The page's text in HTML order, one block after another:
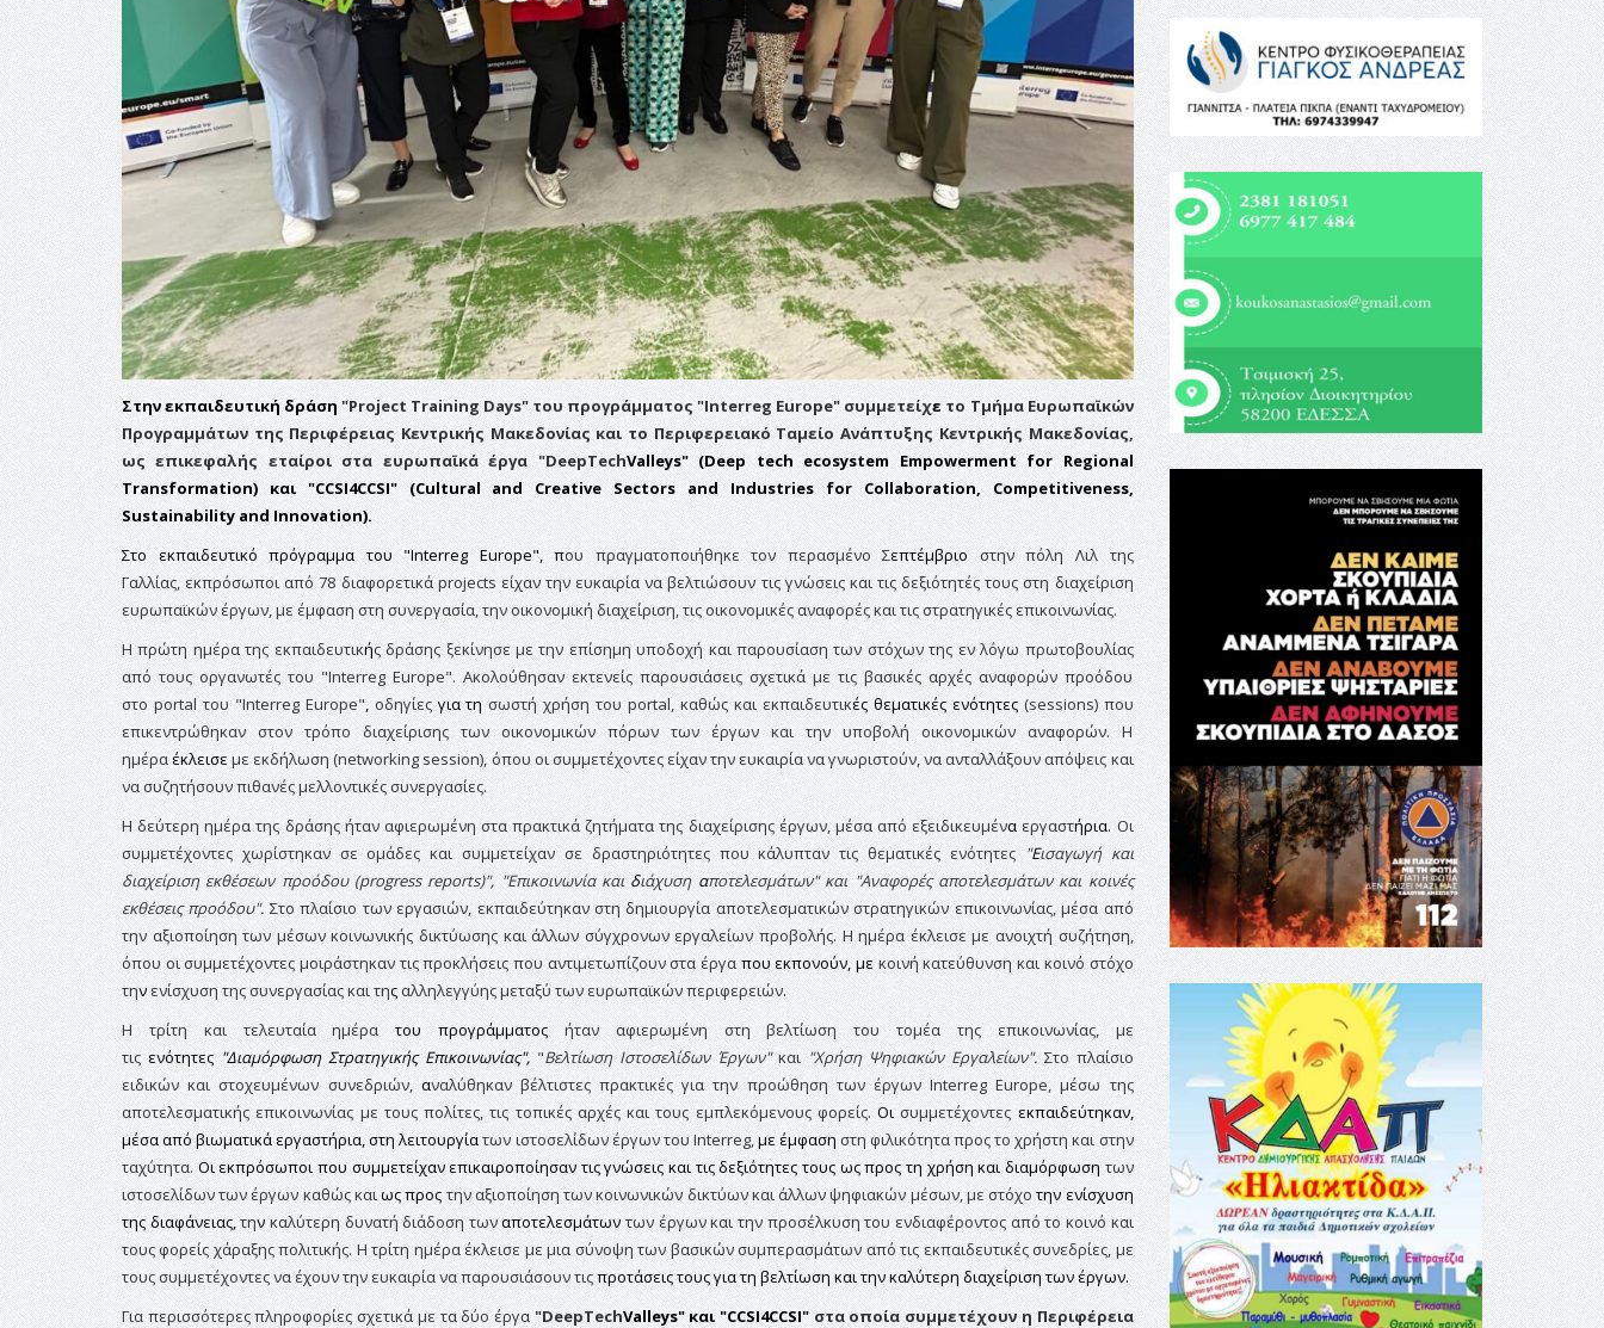
Στην εκπαιδευτική δράση "Project Training Days"του προγράμματος "Interreg Europe" συμμετείχε το Τμήμα Ευρωπαϊκών
Προγραμμάτων της Περιφέρειας Κεντρικής Μακεδονίας και το Περιφερειακό Ταμείο Ανάπτυξης Κεντρικής Μακεδονίας,
ως επικεφαλής εταίροι στα ευρωπαϊκά έργα "DeepTechValleys" (Deep tech ecosystem Empowerment for Regional
Transformation)και "CCSI4CCSI" (Cultural and Creative Sectors and Industries for Collaboration, Competitiveness,
Sustainability and Innovation).
Στο εκπαιδευτικόπρόγραμμα του "Interreg Europe", που πραγματοποιήθηκε τον περασμένο Σεπτέμβριοστην πόλη Λιλ της
Γαλλίας,εκπρόσωποι από 78 διαφορετικάprojects είχαν την ευκαιρία να βελτιώσουν τις γνώσεις και τις δεξιότητές τους στη διαχείριση
ευρωπαϊκών έργων, με έμφαση στη συνεργασία, την οικονομική διαχείριση, τις οικονομικές αναφορές και τις στρατηγικές επικοινωνίας.
Η πρώτη ημέρα της εκπαιδευτικής δράσης ξεκίνησε με την επίσημη υποδοχή και παρουσίαση των στόχων της εν λόγω πρωτοβουλίας
από τους οργανωτές του "Interreg Europe". Ακολούθησαν εκτενείς παρουσιάσεις σχετικά με τις βασικές αρχές αναφορών προόδου
στο portal του "Interreg Europe", οδηγίεςγια τη σωστή χρήση τουportal, καθώς και εκπαιδευτικές θεματικές ενότητες(sessions) που
επικεντρώθηκαν στον τρόπο διαχείρισης των οικονομικών πόρων των έργων και την υποβολή οικονομικών αναφορών. Η
ημέρα έκλεισεμε εκδήλωση (networking session), όπου οι συμμετέχοντες είχαν την ευκαιρία να γνωριστούν, να ανταλλάξουν απόψεις και
να συζητήσουν πιθανέςμελλοντικέςσυνεργασίες.
Η δεύτερη ημέρα της δράσης ήταν αφιερωμένη στα πρακτικά ζητήματα της διαχείρισης έργων, μέσα από εξειδικευμέναεργαστήρια. Οι
συμμετέχοντες χωρίστηκαν σε ομάδες και συμμετείχαν σε δραστηριότητες που κάλυπταν τις θεματικές ενότητες"Εισαγωγή και
διαχείριση εκθέσεων προόδου (progress reports)", "Επικοινωνία και διάχυσηαποτελεσμάτων" και "Αναφορές αποτελεσμάτων και κοινές
εκθέσεις προόδου". Στο πλαίσιο των εργασιών,εκπαιδεύτηκαν στη δημιουργία αποτελεσματικών στρατηγικών επικοινωνίας, μέσα από
την αξιοποίηση των μέσων κοινωνικής δικτύωσης και άλλων σύγχρονων εργαλείων προβολής. Η ημέρα έκλεισε με ανοιχτή συζήτηση,
όπου οι συμμετέχοντες μοιράστηκαν τις προκλήσεις που αντιμετωπίζουν στα έργα που εκπονούν, με κοινή κατεύθυνση και κοινό στόχο
τηνενίσχυση της συνεργασίας και τηςαλληλεγγύης μεταξύ των ευρωπαϊκών περιφερειών.
Η τρίτη και τελευταία ημέρατου προγράμματος ήταν αφιερωμένη στη βελτίωση του τομέα της επικοινωνίας, με
τις ενότητες "Διαμόρφωση Στρατηγικής Επικοινωνίας", "Βελτίωση Ιστοσελίδων Έργων"και"Χρήση Ψηφιακών Εργαλείων". Στο πλαίσιο
ειδικών και στοχευμένων συνεδριών,αναλύθηκαν βέλτιστες πρακτικές για την προώθηση των έργων Interreg Europe, μέσω της
αποτελεσματικής επικοινωνίας με τους πολίτες, τις τοπικές αρχές και τους εμπλεκόμενους φορείς. Οι συμμετέχοντες εκπαιδεύτηκαν,
μέσα από βιωματικά εργαστήρια, στη λειτουργίατων ιστοσελίδων έργων του Interreg,με έμφασηστη φιλικότητα προς το χρήστη και στην
ταχύτητα.Οι εκπρόσωποι που συμμετείχαν επικαιροποίησαν τις γνώσεις και τις δεξιότητες τους ως προς τη χρήση και διαμόρφωσητων
ιστοσελίδων των έργων καθώς καιως προς την αξιοποίηση των κοινωνικών δικτύων και άλλων ψηφιακών μέσων,με στόχοτην ενίσχυση
της διαφάνειας,τηνκαλύτερη δυνατή διάδοση τωναποτελεσμάτωντων έργων και την προσέλκυση του ενδιαφέροντος από το κοινό και
τους φορείς χάραξης πολιτικής. Η τρίτη ημέρα έκλεισε με μια σύνοψη των βασικών συμπερασμάτων από τις εκπαιδευτικές συνεδρίες, με
τους συμμετέχοντες να έχουν την ευκαιρία να παρουσιάσουν τιςπροτάσεις τους για τη βελτίωση και την καλύτερη διαχείριση των έργων.
Για περισσότερες πληροφορίες σχετικά με τα δύο έργα"DeepTechValleys" και"CCSI4CCSI" στα οποία συμμετέχουν η Περιφέρεια